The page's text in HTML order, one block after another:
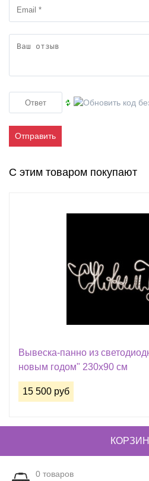
Отправить
С этим товаром покупают
Вывеска-панно из
новым годом" 230х90 см
15 500 руб
0 товаров